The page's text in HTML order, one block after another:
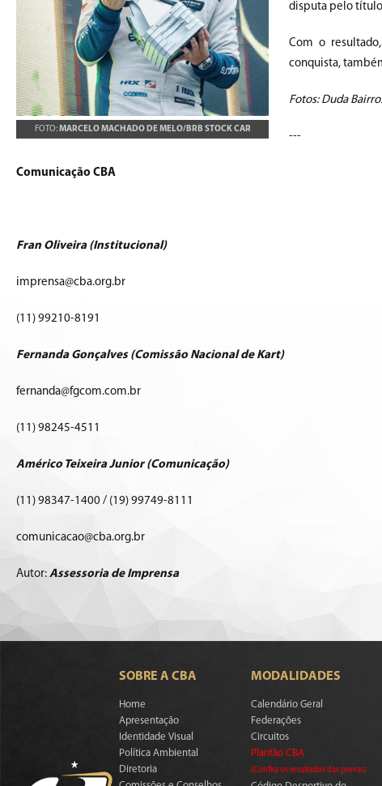
FOTO:MARCELO MACHADO DE MELO/BRB STOCK CAR
disputa pelo título
Com o
conquista,
Fotos: Duda
---
Comunicação CBA
Fran Oliveira (Institucional)
imprensa@cba.org.br
(11) 99210-8191
Fernanda Gonçalves (Comissão Nacional de Kart)
fernanda@fgcom.com.br
(11) 98245-4511
Américo Teixeira Junior (Comunicação)
(11) 98347-1400 / (19) 99749-8111
comunicacao@cba.org.br
Autor: Assessoria de Imprensa
SOBRE A CBA
Home
Apresentação
Identidade Visual
Política Ambiental
Diretoria
MODALIDADES
Calendário Geral
Federações
Circuitos
Plantão CBA
(Confira os resultados das provas)